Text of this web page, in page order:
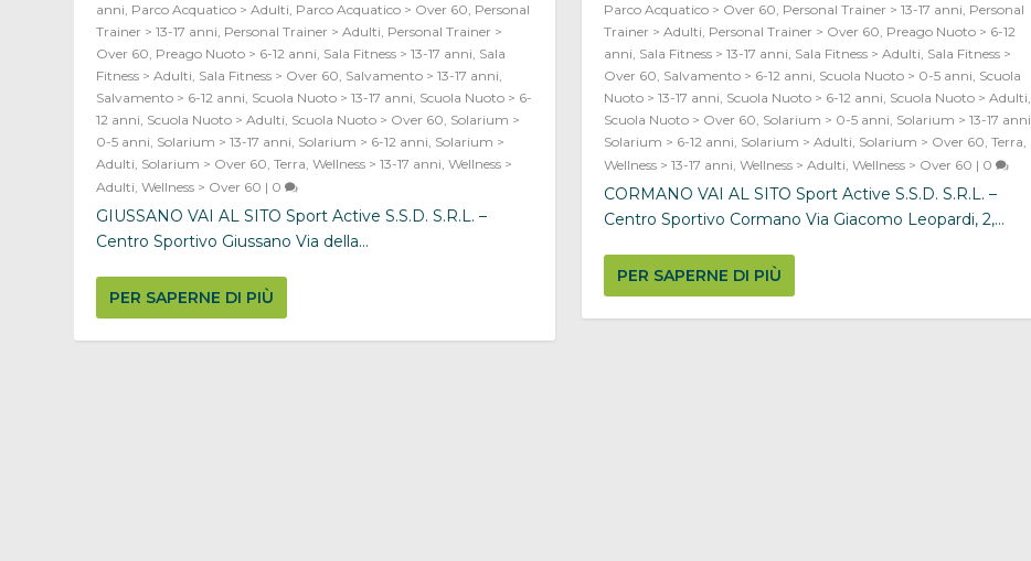
anni, Parco Acquatico > Adulti, Parco Acquatico > Over 60, Personal
Trainer > 13-17 anni, Personal Trainer > Adulti, Personal Trainer >
Over 60, Preago Nuoto > 6-12 anni, Sala Fitness > 13-17 anni, Sala
Fitness > Adulti, Sala Fitness > Over 60, Salvamento > 13-17 anni,
Salvamento > 6-12 anni, Scuola Nuoto > 13-17 anni, Scuola Nuoto > 6-
12 anni, Scuola Nuoto > Adulti, Scuola Nuoto > Over 60, Solarium >
0-5 anni, Solarium > 13-17 anni, Solarium > 6-12 anni, Solarium >
Adulti, Solarium > Over 60,Terra,Wellness > 13-17 anni,Wellness >
Adulti,Wellness > Over 60 | 0
GIUSSANO VAI AL SITO Sport Active S.S.D. S.R.L. –
Centro Sportivo Giussano Via della...
PER SAPERNE DI PIÙ
Parco Acquatico > Over 60, Personal Trainer > 13-17 anni, Personal
Trainer > Adulti, Personal Trainer > Over 60, Preago Nuoto > 6-12
anni, Sala Fitness > 13-17 anni, Sala Fitness > Adulti, Sala Fitness >
Over 60, Salvamento > 6-12 anni, Scuola Nuoto > 0-5 anni, Scuola
Nuoto > 13-17 anni, Scuola Nuoto > 6-12 anni, Scuola Nuoto > Adulti,
Scuola Nuoto > Over 60, Solarium > 0-5 anni, Solarium > 13-17 anni
Solarium > 6-12 anni, Solarium > Adulti, Solarium > Over 60, Terra,
Wellness > 13-17 anni, Wellness > Adulti, Wellness > Over 60 | 0
CORMANO VAI AL SITO Sport Active S.S.D. S.R.L. –
Centro Sportivo Cormano Via Giacomo Leopardi, 2,...
PER SAPERNE DI PIÙ